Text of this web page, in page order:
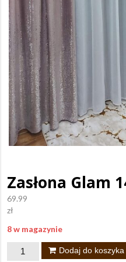
Zasłona Glam
69.99
zł
8 w magazynie
ilość
Dodaj do koszyka